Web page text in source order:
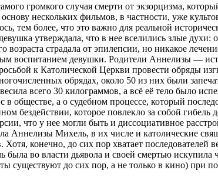
громкого случая смерти от экзорцизма,
основу нескольких фильмов, в частности, уже
тем более, что это важно для реальной
утверждала, что в нее вселились злые духи:
страдала от эпилепсии, но никакое
воспитанием девушки. Родители Аннелизы —
к Католической Церкви провести обряды
обрядах, около 50 из них были
всего 30 килограммов, а всё её тело было
обществе, а о судебном процессе, который
бездействии, которое повлекло за собой гибель
что у нее могли быть и диссоциативное
Аннелизы Михель, в их числе и католические
конечно, до сих пор хватает последователей
была во власти дьявола и своей смертью
существуют до сих пор, а не только в кино) при